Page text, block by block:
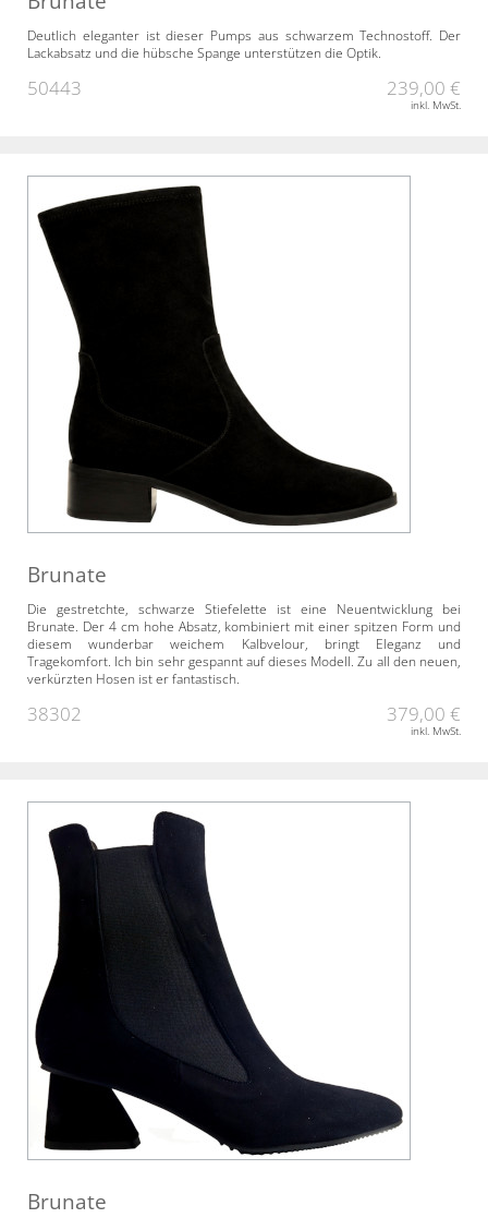
Deutlich eleganter ist dieser Pumps aus schwarzem Technostoff. Der
Lackabsatz und die hübsche Spange unterstützen die Optik.
50443 239,00 €
inkl. MwSt.
Brunate
Die gestretchte, schwarze Stiefelette ist eine Neuentwicklung bei
Brunate. Der 4 cm hohe Absatz, kombiniert mit einer spitzen Form und
diesem wunderbar weichem Kalbvelour, bringt Eleganz und
Tragekomfort. Ich bin sehr gespannt auf dieses Modell. Zu all den neuen,
verkürzten Hosen ist er fantastisch.
38302 379,00 €
inkl. MwSt.
Brunate